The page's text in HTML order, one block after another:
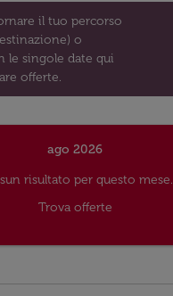
il tuo percorso
o
le singole date qui
offerte.
ago 2026
risultato per questo mese.
Trova offerte